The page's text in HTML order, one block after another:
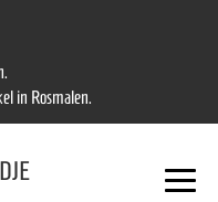
in Rosmalen.